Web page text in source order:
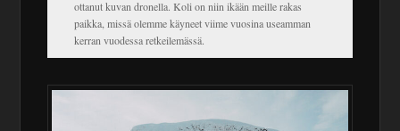
ottanut kuvan dronella. Koli on niin ikään meille rakas
paikka, missä olemme käyneet viime vuosina useamman
kerran vuodessa retkeilemässä.